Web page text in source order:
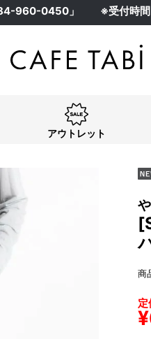
960-0450 」 ※受付時間
アウトレット
商
定
¥